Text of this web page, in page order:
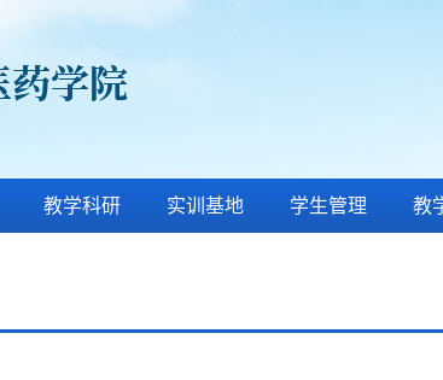
教学科研 实训基地 学生管理 教